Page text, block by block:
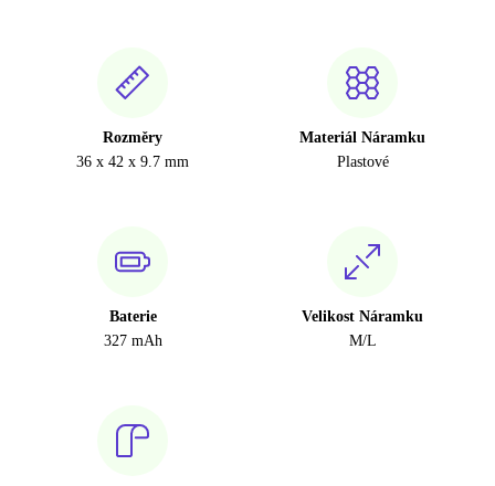
Rozměry
36 x 42 x 9.7 mm
Materiál Náramku
Plastové
Baterie
327 mAh
Velikost Náramku
M/L